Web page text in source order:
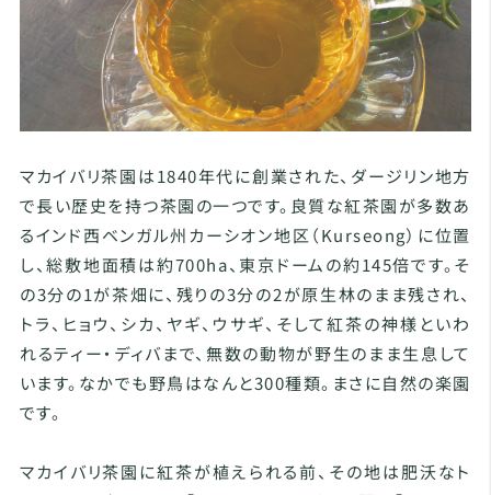
マカイバリ茶園は1840年代に創業された、ダージリン地方
で長い歴史を持つ茶園の一つです。良質な紅茶園が多数あ
るインド西ベンガル州カーシオン地区（Kurseong）に位置
し、総敷地面積は約700ha、東京ドームの約145倍です。そ
の3分の1が茶畑に、残りの3分の2が原生林のまま残され、
トラ、ヒョウ、シカ、ヤギ、ウサギ、そして紅茶の神様といわ
れるティー・ディバまで、無数の動物が野生のまま生息して
います。なかでも野鳥はなんと300種類。まさに自然の楽園
です。
マカイバリ茶園に紅茶が植えられる前、その地は肥沃なト